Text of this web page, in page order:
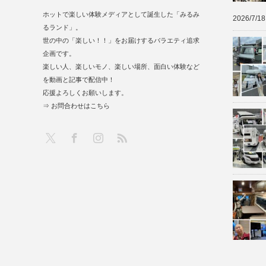
2026/7/18
ホットで楽しい体験メディアとして誕生した「みるみ
るランド」。
世の中の「楽しい！！」をお届けするバラエティ追求
企画です。
楽しい人、楽しいモノ、楽しい場所、面白い体験など
を動画と記事で配信中！
応援よろしくお願いします。
⇒ お問合わせはこちら
FacebookInstagram
RSS